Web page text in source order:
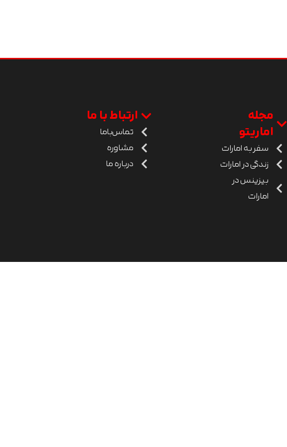
مجله
اماریتو
سفر به امارات
زندگی در امارات
بیزینس در
امارات
ارتباط با ما
تماس‌باما
مشاوره
درباره ما